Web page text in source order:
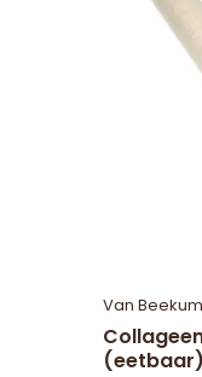
Van
(eetbaar)